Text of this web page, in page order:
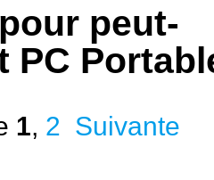
peut-
PC
1, 2 Suivante